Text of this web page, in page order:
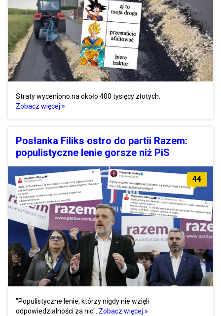
Straty wyceniono na około 400 tysięcy złotych.
Zobacz więcej »
Posłanka Filiks ostro do partii Razem:
populistyczne lenie gorsze niż PiS
44
"Populistyczne lenie, którzy nigdy nie wzięli
odpowiedzialności za nic". Zobacz więcej »